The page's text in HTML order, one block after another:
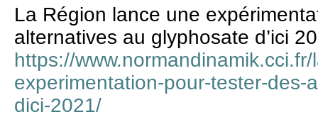
La Région lance une
alternatives au glyphosate d’ici
https://
experimentation-pour-tester-des-
dici-2021/